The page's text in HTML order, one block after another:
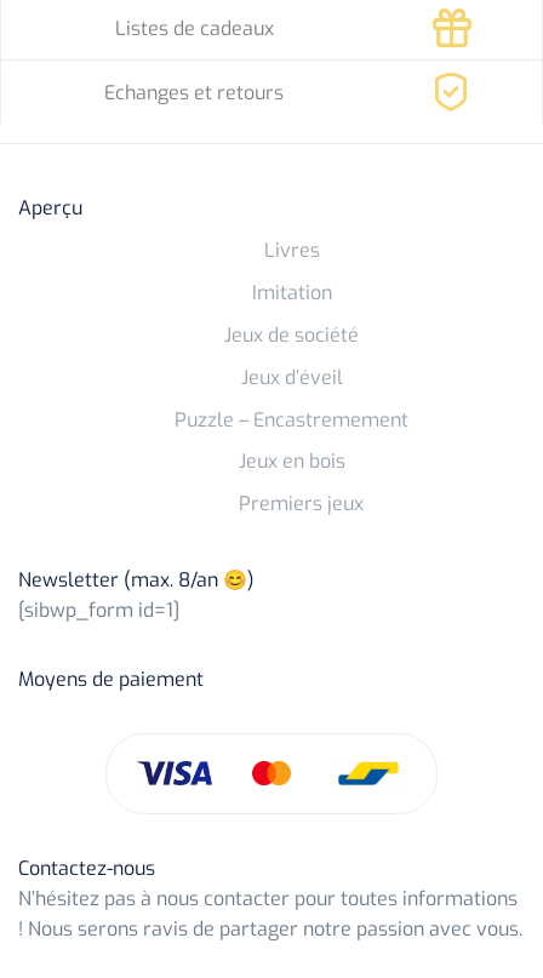
Listes de cadeaux
Echanges et retours
Aperçu
Livres
Imitation
Jeux de société
Jeux d’éveil
Puzzle – Encastremement
Jeux en bois
Premiers jeux
Newsletter (max. 8/an 😊)
[sibwp_form id=1]
Moyens de paiement
Contactez-nous
N’hésitez pas à nous contacter pour toutes informations
! Nous serons ravis de partager notre passion avec vous.